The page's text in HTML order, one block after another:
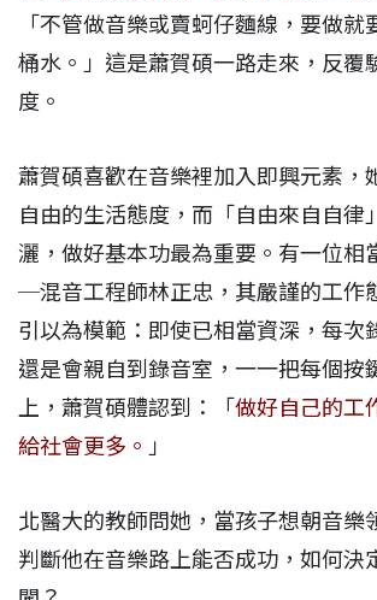
「不管做音樂或賣蚵仔麵線，要做就
桶水。」這是蕭賀碩一路走來，反覆
度。
蕭賀碩喜歡在音樂裡加入即興元素，
自由的生活態度，而「自由來自自律
灑，做好基本功最為重要。有一位相
─混音工程師林正忠，其嚴謹的工作
引以為模範：即使已相當資深，每次
還是會親自到錄音室，一一把每個按
上，蕭賀碩體認到：「做好自己的工
給社會更多。 」
北醫大的教師問她，當孩子想朝音樂
判斷他在音樂路上能否成功，如何決